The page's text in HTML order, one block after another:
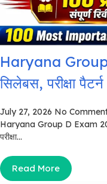
Haryana Group
सिलेबस, परीक्षा
July 27, 2026 No
Haryana Group D Exam
परीक्षा...
Read More